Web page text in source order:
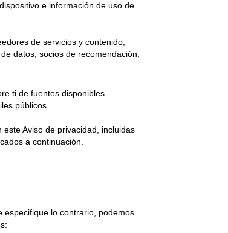
e información de uso de
de servicios y contenido,
datos, socios de recomendación,
ti de fuentes disponibles
públicos.
Aviso de privacidad, incluidas
a continuación.
especifique lo contrario, podemos